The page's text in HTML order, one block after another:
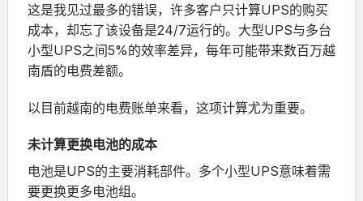
这是我见过最多的错误，许多客户只计算UPS的购买
成本，却忘了该设备是24/7运行的。大型UPS与多台
小型UPS之间5%的效率差异，每年可能带来数百万越
南盾的电费差额。
以目前越南的电费账单来看，这项计算尤为重要。
未计算更换电池的成本
电池是UPS的主要消耗部件。多个小型UPS意味着需
要更换更多电池组。